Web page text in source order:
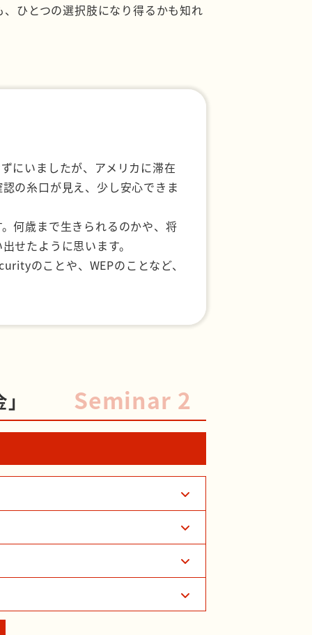
ひとつの選択肢になり得るかも知れ
にいましたが、アメリカに滞在
の糸口が見え、少し安心できま
何歳まで生きられるのかや、将
せたように思います。
のことや、WEPのことなど、
Seminar 2